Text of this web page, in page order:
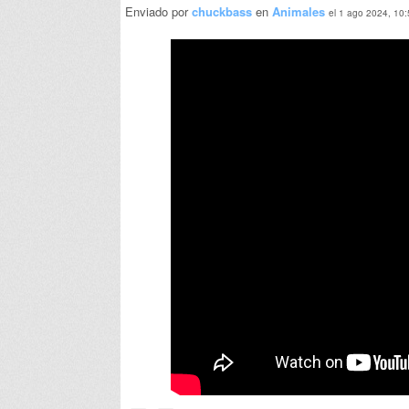
Enviado porchuckbass en Animales el 1 ago 2024,